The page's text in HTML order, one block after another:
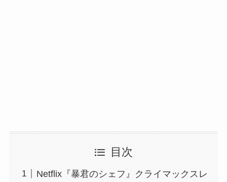
目次
Netflix『暴君のシェフ』クライマックスレ